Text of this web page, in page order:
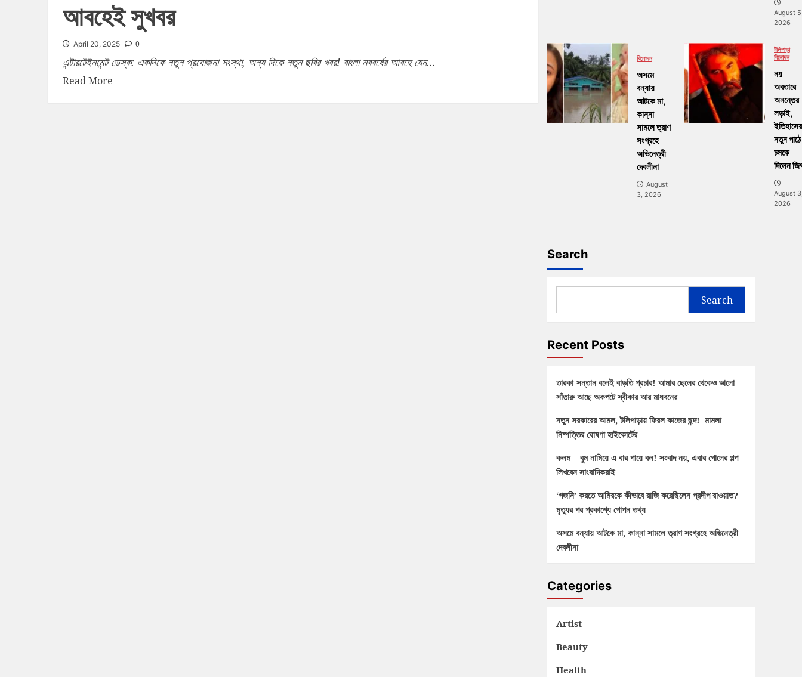
আবহেই সুখবর
April 20, 2025 0
এন্টারটেইনমেন্ট ডেস্ক: একদিকে নতুন প্রযোজনা সংস্থা, অন্য দিকে নতুন ছবির খবর! বাংলা নববর্ষের আবহে যেন...
Read More
August
2026
বিনোদন
অসমে
বন্যায়
আটকে মা,
কান্না
সামলে ত্রাণ
সংগ্রহে
অভিনেত্রী
দেবলীনা
August
3, 2026
টলিপাড়া
বিনোদন
নয়
অবতারে
অনন্তের
লড়াই,
ইতিহাসের
নতুন পাঠে
চমকে
দিলেন জিৎ
August
2026
Search
Search
Recent Posts
তারকা-সন্তান বলেই বাড়তি প্রচার! আমার ছেলের থেকেও ভালো
সাঁতারু আছে অকপটে স্বীকার আর মাধবনের
নতুন সরকারের আমল, টলিপাড়ায় ফিরল কাজের ছন্দ! মামলা
নিষ্পত্তির ঘোষণা হাইকোর্টের
কলম – বুম নামিয়ে এ বার পায়ে বল! সংবাদ নয়, এবার গোলের গল্প
লিখবেন সাংবাদিকরাই
‘গজনি’ করতে আমিরকে কীভাবে রাজি করেছিলেন প্রদীপ রাওয়াত?
মৃত্যুর পর প্রকাশ্যে গোপন তথ্য
অসমে বন্যায় আটকে মা, কান্না সামলে ত্রাণ সংগ্রহে অভিনেত্রী
দেবলীনা
Categories
Artist
Beauty
Health